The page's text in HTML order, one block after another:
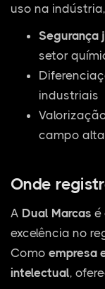
uso na
Segurança
setor
industriais
campo
Onde
A Dual Marcas é
excelência no
Como empresa
intelectual,